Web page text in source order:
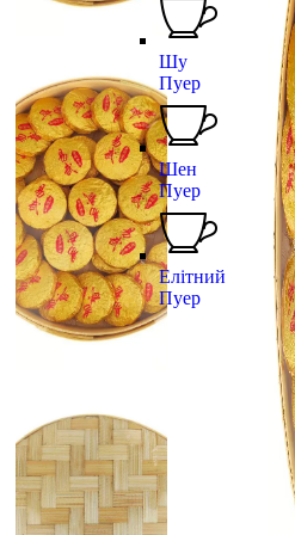
Шу
Пуер
Шен
Пуер
Елітний
Пуер